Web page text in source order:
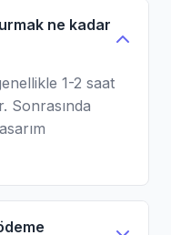
ne kadar
1-2 saat
Sonrasında